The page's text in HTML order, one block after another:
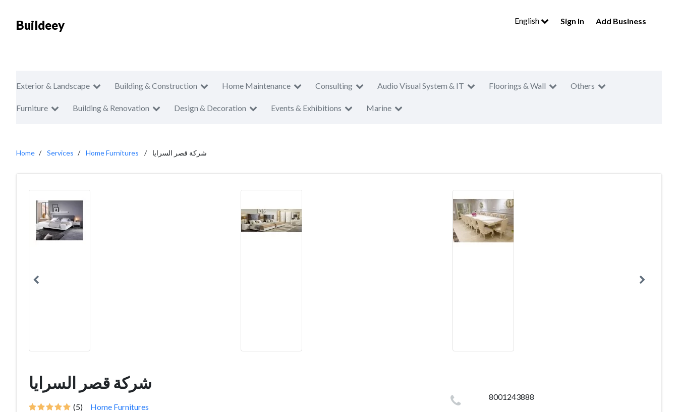
Buildeey English Sign In Add Business
Exterior & Landscape Building & Construction Home Maintenance Consulting Audio Visual System & IT Floorings & Wall Others
Furniture Building & Renovation Design & Decoration Events & Exhibitions Marine
Home Services Home Furnitures شركة قصر السرايا
شركة قصر السرايا
(5) Home Furnitures
8001243888